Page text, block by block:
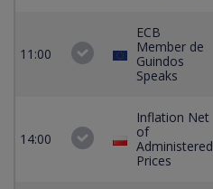
11:00
ECB
Member de
Guindos
Speaks
14:00
Inflation Net
of
Administered
Prices